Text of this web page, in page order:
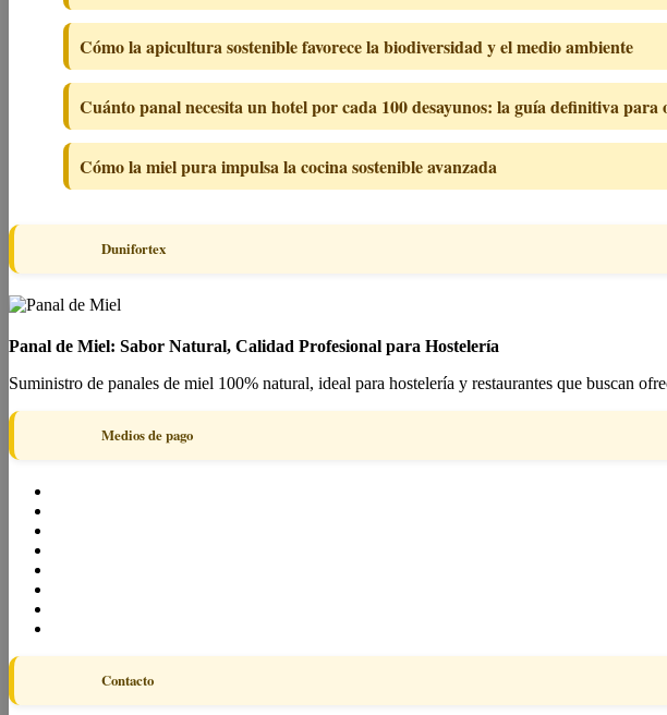
Cómo la apicultura sostenible favorece la biodiversidad y el medio ambiente
Cuánto panal necesita un hotel por cada 100 desayunos: la guía definitiva
Cómo la miel pura impulsa la cocina sostenible avanzada
Dunifortex
Panal de Miel: Sabor Natural, Calidad Profesional para Hostelería
Suministro de panales de miel 100% natural, ideal para hostelería y restaurantes que buscan
Medios de pago
Contacto